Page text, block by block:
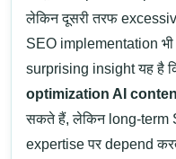
लेकिन दूसरी तरफ
SEO implementation
surprising insight यह है
optimization AI
सकते हैं, लेकिन long-term
expertise पर depend